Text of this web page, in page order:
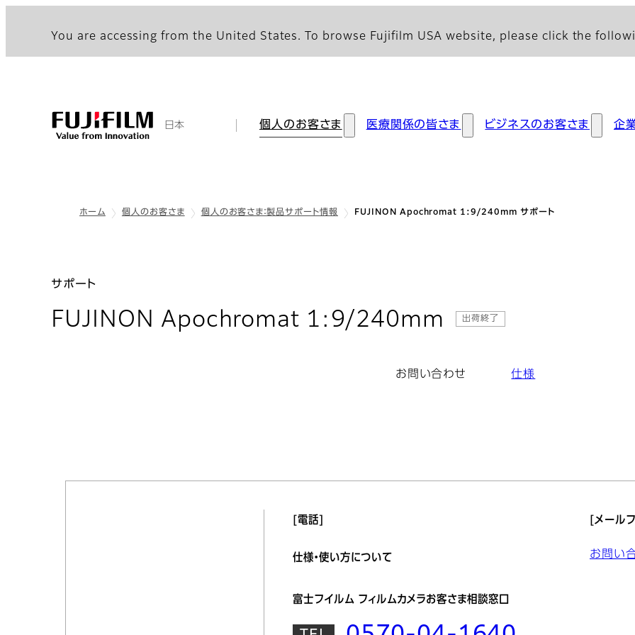
You are accessing from the United States. To browse Fujifilm USA website, please click the
日本 個人のお客さま 医療関係の皆さま ビジネスのお客さま 企
ホーム 個人のお客さま 個人のお客さま：製品サポート情報 FUJINON Apochromat 1:9/240mm サポート
サポート
FUJINON Apochromat 1:9/240mm : お問い合わせ
出荷終了
お問い合わせ 仕様
[電話]
仕様・使い方について
富士フイルム フィルムカメラお客さま相談窓口
[メール
お問い